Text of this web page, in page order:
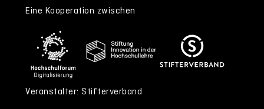
Eine Kooperation zwischen
Veranstalter: Stifterverband